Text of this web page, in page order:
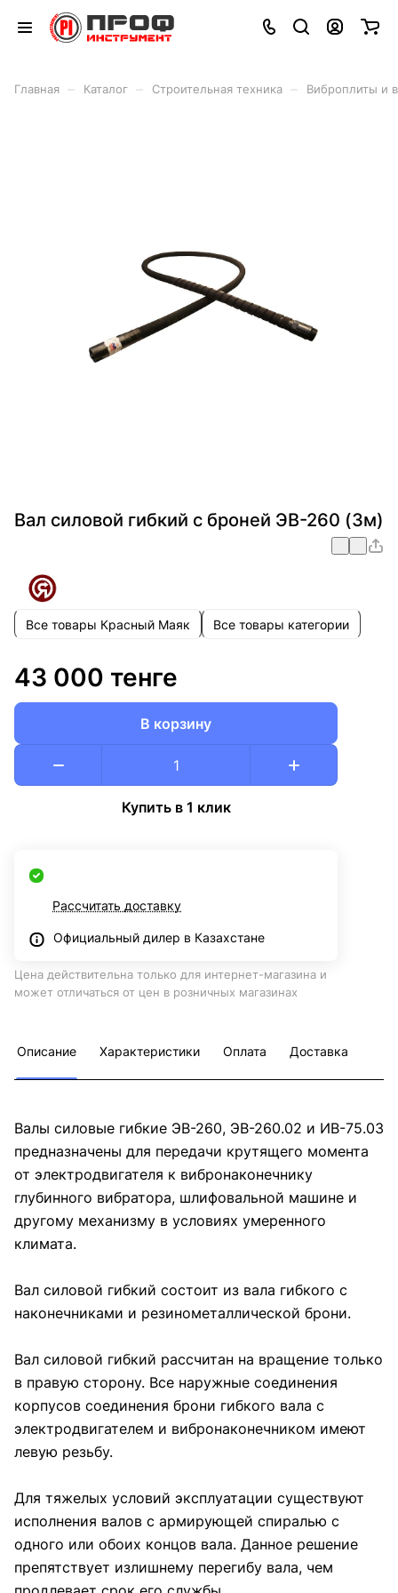
Главная Каталог Строительная техника Виброплиты и
Вал силовой гибкий с броней ЭВ-260 (3м)
Все товары Красный Маяк Все товары категории
43 000 тенге
В корзину
Купить в 1 клик
Рассчитать доставку
Официальный дилер в Казахстане
Цена действительна только для интернет-магазина и
может отличаться от цен в розничных магазинах
Описание Характеристики Оплата Доставка
Валы силовые гибкие ЭВ-260, ЭВ-260.02 и ИВ-75.03
предназначены для передачи крутящего момента
от электродвигателя к вибронаконечнику
глубинного вибратора, шлифовальной машине и
другому механизму в условиях умеренного
климата.
Вал силовой гибкий состоит из вала гибкого с
наконечниками и резинометаллической брони.
Вал силовой гибкий рассчитан на вращение только
в правую сторону. Все наружные соединения
корпусов соединения брони гибкого вала с
электродвигателем и вибронаконечником имеют
левую резьбу.
Для тяжелых условий эксплуатации существуют
исполнения валов с армирующей спиралью с
одного или обоих концов вала. Данное решение
препятствует излишнему перегибу вала, чем